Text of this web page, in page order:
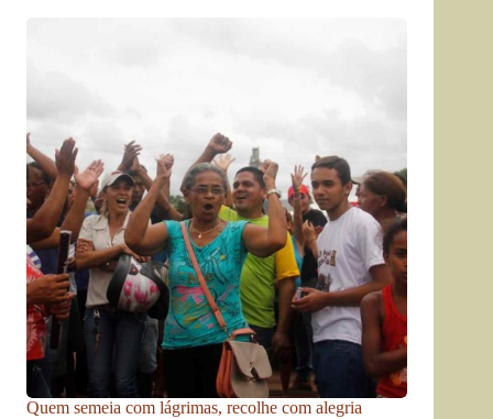
Quem semeia com lágrimas, recolhe com alegria